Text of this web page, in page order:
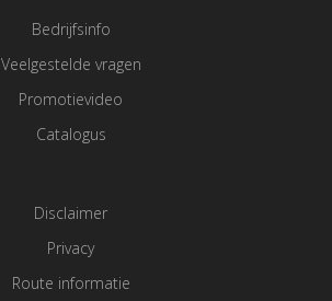
Bedrijfsinfo
Veelgestelde vragen
Promotievideo
Catalogus
Disclaimer
Privacy
Route informatie